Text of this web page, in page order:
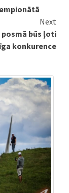
Next
posmā būs ļoti
konkurence